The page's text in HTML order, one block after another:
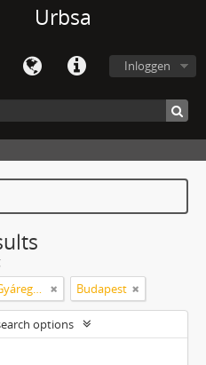
Urbsa
Inloggen
Magyar Hajó- és Darugyár Váci Gyáregység (korábban Duna Hajógyár) Budapest
options